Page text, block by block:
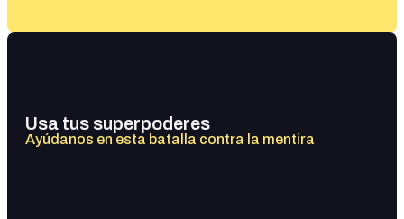
Usa tus superpoderes
Ayúdanos en esta batalla contra la mentira